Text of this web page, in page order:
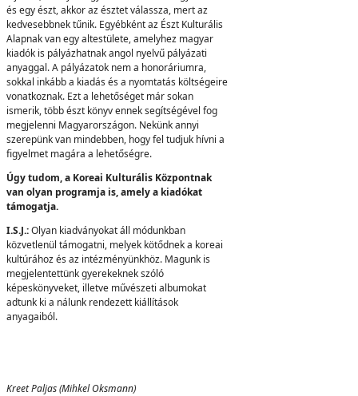
és egy észt, akkor az észtet válassza, mert az
kedvesebbnek tűnik. Egyébként az Észt Kulturális
Alapnak van egy altestülete, amelyhez magyar
kiadók is pályázhatnak angol nyelvű pályázati
anyaggal. A pályázatok nem a honoráriumra,
sokkal inkább a kiadás és a nyomtatás költségeire
vonatkoznak. Ezt a lehetőséget már sokan
ismerik, több észt könyv ennek segítségével fog
megjelenni Magyarországon. Nekünk annyi
szerepünk van mindebben, hogy fel tudjuk hívni a
figyelmet magára a lehetőségre.
Úgy tudom, a Koreai Kulturális Központnak
van olyan programja is, amely a kiadókat
támogatja.
I.S.J.:Olyan kiadványokat áll módunkban
közvetlenül támogatni, melyek kötődnek a koreai
kultúrához és az intézményünkhöz. Magunk is
megjelentettünk gyerekeknek szóló
képeskönyveket, illetve művészeti albumokat
adtunk ki a nálunk rendezett kiállítások
anyagaiból.
Kreet Paljas (Mihkel Oksmann)